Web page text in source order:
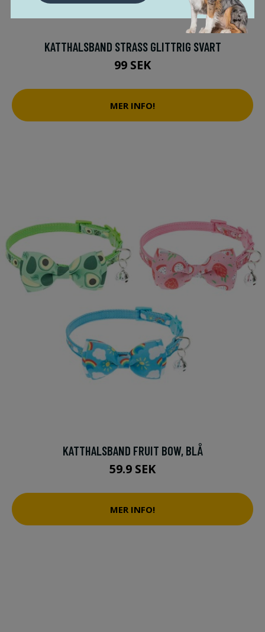
KATTHALSBAND STRASS GLITTRIG SVART
99 SEK
MER INFO!
KATTHALSBAND FRUIT BOW, BLÅ
59.9 SEK
MER INFO!